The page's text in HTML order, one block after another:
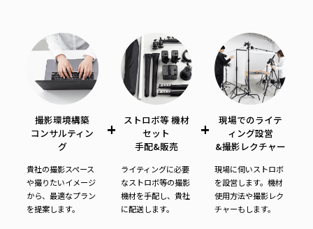
撮影環境構築
コンサルティン
グ
貴社の撮影スペース
や撮りたいイメージ
から、最適なプラン
を提案します。
+
ストロボ等 機材
セット
手配&販売
ライティングに必要
なストロボ等の撮影
機材を手配し、貴社
に配送します。
+
現場でのライテ
ィング設営
&撮影レクチャー
現場に伺いストロボ
を設営します。機材
使用方法や撮影レク
チャーもします。